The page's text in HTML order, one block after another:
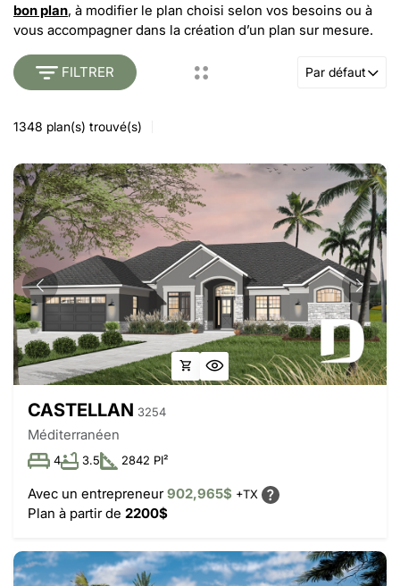
bon plan, à modifier le plan choisi selon vos besoins ou à
vous accompagner dans la création d’un plan sur mesure.
FILTRER Par défaut
1348 plan(s) trouvé(s)
CASTELLAN 3254
Méditerranéen
4 3.5 2842 PI²
Avec un entrepreneur902,965$ +TX
Plan à partir de 2200$